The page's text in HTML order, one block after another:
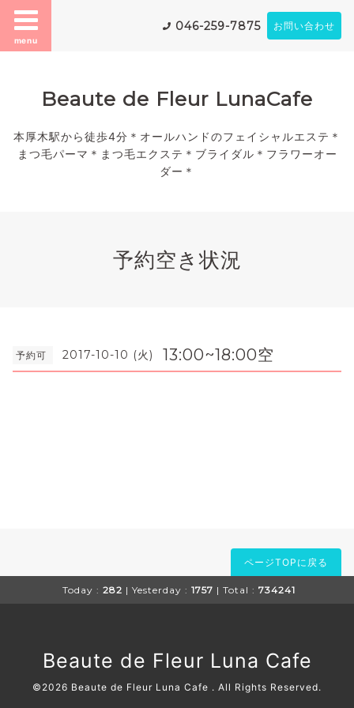
menu
046-259-7875 お問い合わせ
Beaute de Fleur LunaCafe
本厚木駅から徒歩4分＊オールハンドのフェイシャルエステ＊
まつ毛パーマ＊まつ毛エクステ＊ブライダル＊フラワーオー
ダー＊
予約空き状況
予約可 2017-10-10 (火) 13:00~18:00空
ページTOPに戻る
Today : 282 | Yesterday : 1757 | Total : 734241
Beaute de Fleur Luna Cafe
©2026 Beaute de Fleur Luna Cafe . All Rights Reserved.